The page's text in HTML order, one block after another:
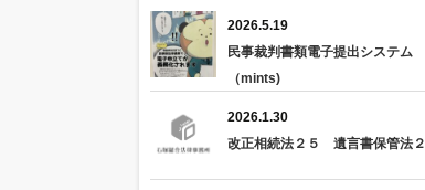
2026.5.19
民事裁判書類電子提出システム
（mints)
2026.1.30
改正相続法２５ 遺言書保管法２